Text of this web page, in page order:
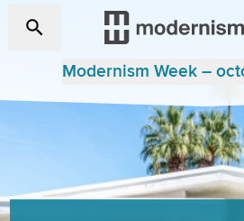
Modernism Week –